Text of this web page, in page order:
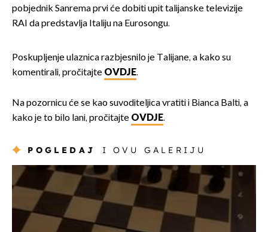
pobjednik Sanrema prvi će dobiti upit talijanske televizije
RAI da predstavlja Italiju na Eurosongu.
Poskupljenje ulaznica razbjesnilo je Talijane, a kako su
komentirali, pročitajte OVDJE.
Na pozornicu će se kao suvoditeljica vratiti i Bianca Balti, a
kako je to bilo lani, pročitajte OVDJE.
POGLEDAJ I OVU GALERIJU